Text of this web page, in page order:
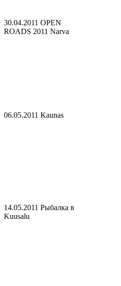
30.04.2011 OPEN
ROADS 2011 Narva
06.05.2011 Kaunas
14.05.2011 Рыбалка в
Kuusalu